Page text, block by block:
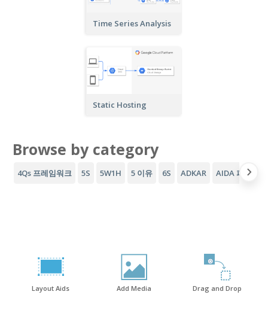
Time Series Analysis
Static Hosting
Browse by category
4Qs 프레임워크 5S 5W1H 5 이유 6S ADKAR AIDA 퍼널
Layout Aids Add Media Drag and Drop